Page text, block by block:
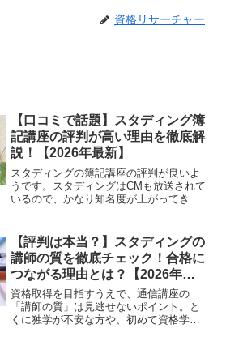
資格リサーチャー
【口コミで話題】スタディング簿
記講座の評判が高い理由を徹底解
説！【2026年最新】
スタディングの簿記講座の評判が良いよ
うです。スタディングはCMも放送されて
いるので、かなり知名度が上がってきて
スタディングはいわゆる通信講座の一つ
ですが、スマホでも勉強...
【評判は本当？】スタディングの
講師の質を徹底チェック！合格に
つながる理由とは？【2026年最
新】
資格取得を目指すうえで、通信講座の
「講師の質」は見逃せないポイント。と
くに独学が不安な方や、初めて資格学習